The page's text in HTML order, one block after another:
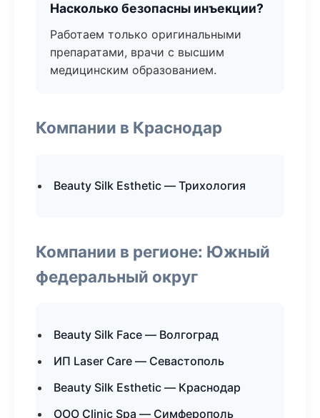
Насколько безопасны инъекции?
Работаем только оригинальными
препаратами, врачи с высшим
медицинским образованием.
Компании в Краснодар
Beauty Silk Esthetic — Трихология
Компании в регионе: Южный
федеральный округ
Beauty Silk Face — Волгоград
ИП Laser Care — Севастополь
Beauty Silk Esthetic — Краснодар
ООО Clinic Spa — Симферополь